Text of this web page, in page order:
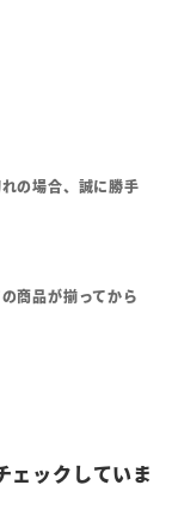
の場合、誠に勝手
商品が揃ってから
ェックしていま